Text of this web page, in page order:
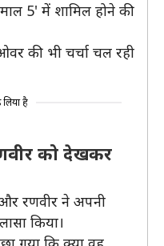
5' में शामिल होने की
की भी चर्चा चल रही
है
को देखकर
रणवीर ने अपनी
किया।